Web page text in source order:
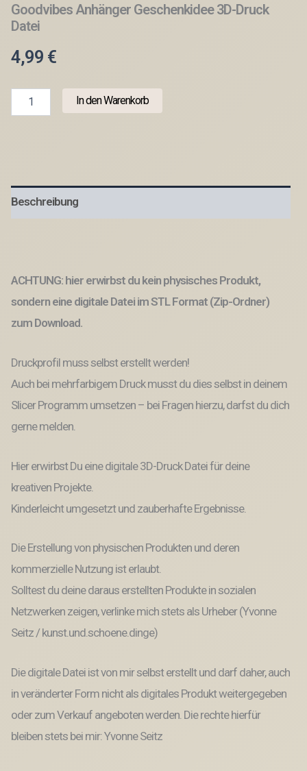
Goodvibes Anhänger Geschenkidee 3D-Druck
Datei
4,99 €
Urlaub
Goodvibes
Anhänger
Menge
In den Warenkorb
Beschreibung
ACHTUNG: hier erwirbst du kein physisches Produkt,
sondern eine digitale Datei im STL Format (Zip-Ordner)
zum Download.
Druckprofil muss selbst erstellt werden!
Auch bei mehrfarbigem Druck musst du dies selbst in deinem
Slicer Programm umsetzen – bei Fragen hierzu, darfst du dich
gerne melden.
Hier erwirbst Du eine digitale 3D-Druck Datei für deine
kreativen Projekte.
Kinderleicht umgesetzt und zauberhafte Ergebnisse.
Die Erstellung von physischen Produkten und deren
kommerzielle Nutzung ist erlaubt.
Solltest du deine daraus erstellten Produkte in sozialen
Netzwerken zeigen, verlinke mich stets als Urheber (Yvonne
Seitz / kunst.und.schoene.dinge)
Die digitale Datei ist von mir selbst erstellt und darf daher, auch
in veränderter Form nicht als digitales Produkt weitergegeben
oder zum Verkauf angeboten werden. Die rechte hierfür
bleiben stets bei mir: Yvonne Seitz